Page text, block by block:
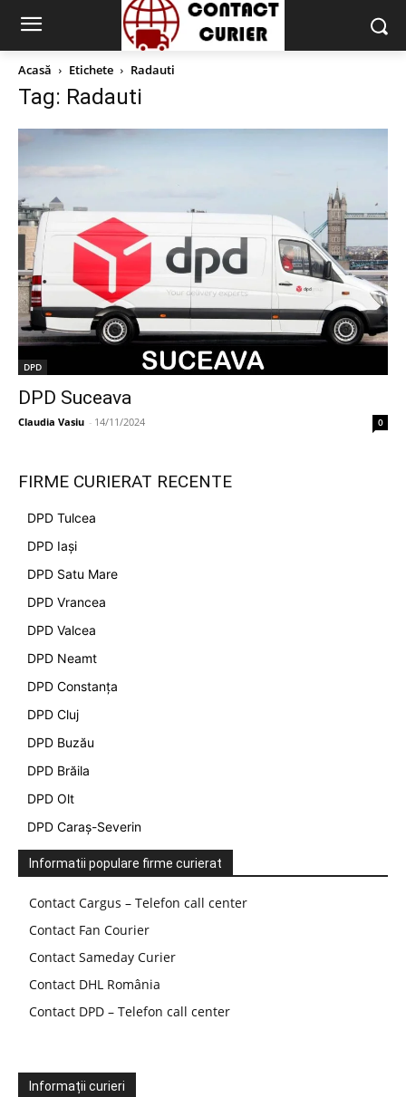
Acasă Etichete Radauti
Tag: Radauti
DPD
DPD Suceava
Claudia Vasiu - 14/11/2024 0
FIRME CURIERAT RECENTE
DPD Tulcea
DPD Iași
DPD Satu Mare
DPD Vrancea
DPD Valcea
DPD Neamt
DPD Constanța
DPD Cluj
DPD Buzău
DPD Brăila
DPD Olt
DPD Caraș-Severin
Informatii populare firme curierat
Contact Cargus – Telefon call center
Contact Fan Courier
Contact Sameday Curier
Contact DHL România
Contact DPD – Telefon call center
Informații curieri